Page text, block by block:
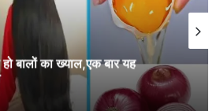
Day 2: पेश हुई एक से बढ़कर
कीमत कम, माइलेज में दम